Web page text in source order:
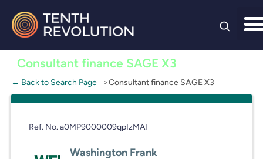
contentConsultant finance SAGE X3
← Back to Search Page Consultant finance SAGE X3
Ref. No. a0MP9000009qpIzMAI
Washington Frank